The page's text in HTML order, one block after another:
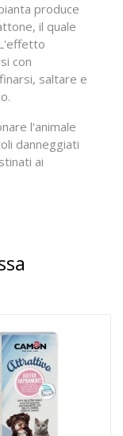
produce
il quale
con
saltare e
l'animale
danneggiati
ai